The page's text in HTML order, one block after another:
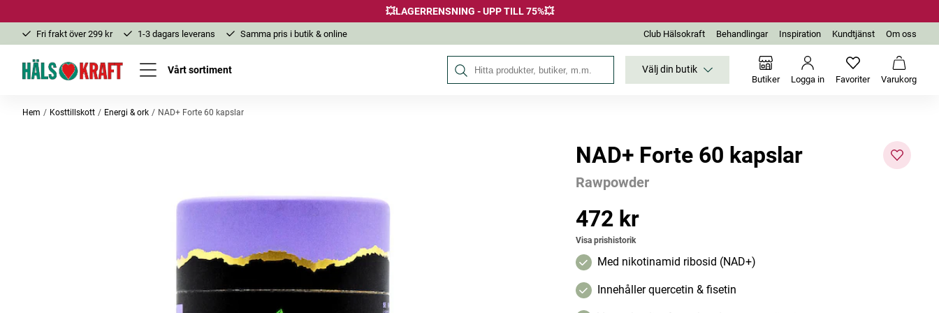
💥LAGERRENSNING - UPP TILL 75%💥
Fri frakt över 299 kr 1-3 dagars leverans Samma pris i butik & online Club Hälsokraft Behandlingar Inspiration Kundtjänst Om oss
Vårt sortiment Sök på Hälsokraft Välj din butik
Butiker Logga in FavoriterInga favoriter
Varukorg
Hem Kosttillskott Energi & ork NAD+ Forte 60 kapslar
Andra köpte ocksåNAD+ Forte 60 kapslar
Rawpowder
Pris:472 kr
472 kr
Visa prishistorik
Med nikotinamid ribosid (NAD+)
Innehåller quercetin & fisetin